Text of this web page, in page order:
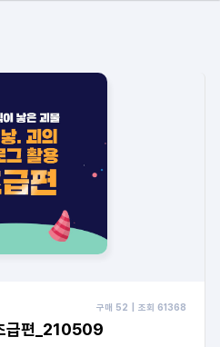
구매 52 | 조회 61368
급편_210509